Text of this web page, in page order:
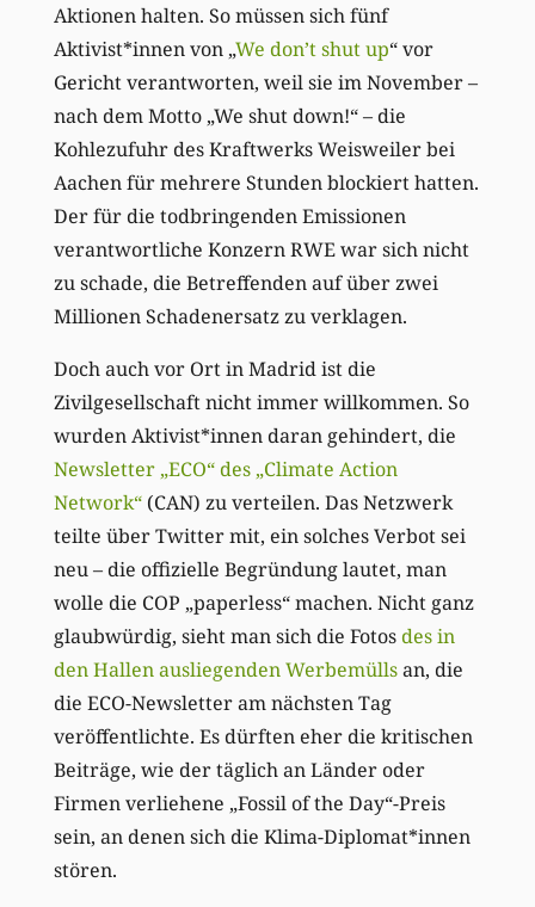
Aktionen halten. So müssen sich fünf
Aktivist*innen von „We don’t shut up“ vor
Gericht verantworten, weil sie im November –
nach dem Motto „We shut down!“ – die
Kohlezufuhr des Kraftwerks Weisweiler bei
Aachen für mehrere Stunden blockiert hatten.
Der für die todbringenden Emissionen
verantwortliche Konzern RWE war sich nicht
zu schade, die Betreffenden auf über zwei
Millionen Schadenersatz zu verklagen.
Doch auch vor Ort in Madrid ist die
Zivilgesellschaft nicht immer willkommen. So
wurden Aktivist*innen daran gehindert, die
Newsletter „ECO“ des „Climate Action
Network“(CAN) zu verteilen. Das Netzwerk
teilte über Twitter mit, ein solches Verbot sei
neu – die offizielle Begründung lautet, man
wolle die COP „paperless“ machen. Nicht ganz
glaubwürdig, sieht man sich die Fotosdes in
den Hallen ausliegenden Werbemüllsan, die
die ECO-Newsletter am nächsten Tag
veröffentlichte. Es dürften eher die kritischen
Beiträge, wie der täglich an Länder oder
Firmen verliehene „Fossil of the Day“-Preis
sein, an denen sich die Klima-Diplomat*innen
stören.